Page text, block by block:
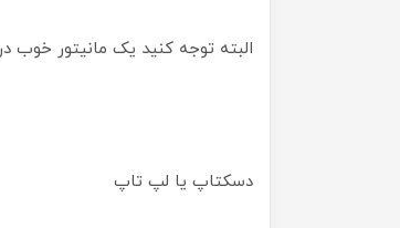
البته توجه کنید یک مانیتور خوب
دسکتاپ یا لپ تاپ